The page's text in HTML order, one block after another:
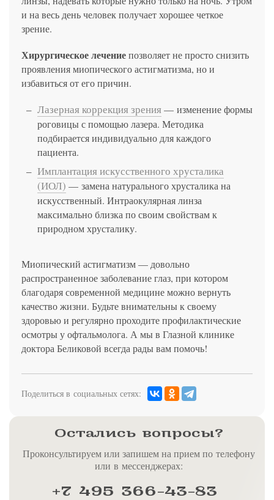
и на весь день человек получает хорошее четкое
зрение.
Хирургическое лечениепозволяет не просто снизить
проявления миопического астигматизма, но и
избавиться от его причин.
Лазерная коррекция зрения— изменение формы
роговицы с помощью лазера. Методика
подбирается индивидуально для каждого
пациента.
Имплантация искусственного хрусталика
(ИОЛ) — замена натурального хрусталика на
искусственный. Интраокулярная линза
максимально близка по своим свойствам к
природном хрусталику.
Миопический астигматизм — довольно
распространенное заболевание глаз, при котором
благодаря современной медицине можно вернуть
качество жизни. Будьте внимательны к своему
здоровью и регулярно проходите профилактические
осмотры у офтальмолога. А мы в Глазной клинике
доктора Беликовой всегда рады вам помочь!
Поделиться в социальных сетях:
Остались вопросы?
Проконсультируем или запишем на прием по телефону
или в мессенджерах:
+7 495 366-43-83